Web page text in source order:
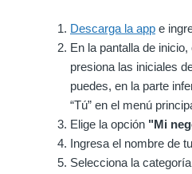
Descarga la app e
En la pantalla de
presiona las iniciales
puedes, en la parte
“Tú” en el menú
Elige la opción "Mi
Ingresa el nombre de
Selecciona la